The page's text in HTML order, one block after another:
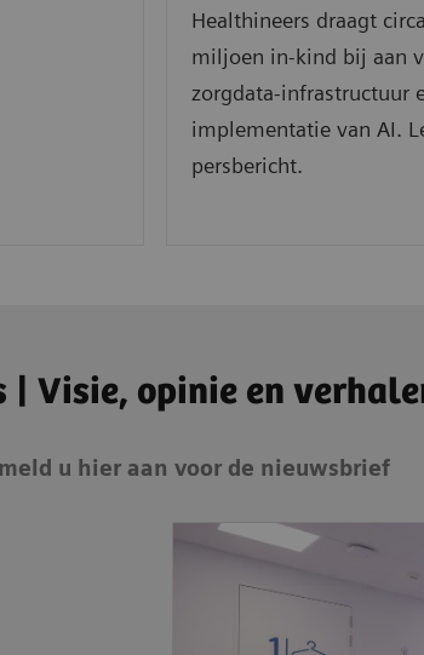
Healthineers draagt
miljoen in-kind bij aan
zorgdata-infrastructuur
implementatie van AI.
persbericht.
| Visie, opinie en
eld u hier aan voor de nieuwsbrief